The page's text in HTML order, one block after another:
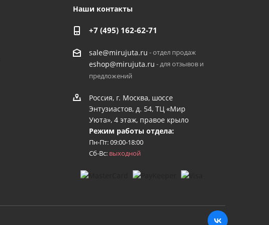
Наши контакты
+7 (495) 162-62-71
sale@mirujuta.ru - отдел продаж
eshop@mirujuta.ru - для отзывов и
предложений
Россия, г. Москва, шоссе
Энтузиастов, д. 54, ТЦ «Мир
Уюта», 4 этаж, правое крыло
Режим работы отдела:
Пн-Пт: 09:00-18:00
Сб-Вс: выходной